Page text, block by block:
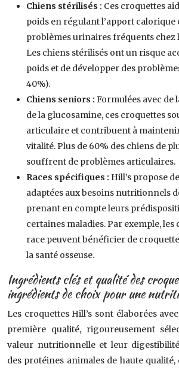
Chiens stérilisés : Ces croquettes
poids en régulant l’apport calorique
problèmes urinaires fréquents chez
Les chiens stérilisés ont un risque
poids et de développer des
40%).
Chiens seniors : Formulées avec
de la glucosamine, ces croquettes
articulaire et contribuent à
vitalité. Plus de 60% des chiens de
souffrent de problèmes articulaires.
Races spécifiques : Hill’s propose
adaptées aux besoins nutritionnels
prenant en compte leurs
certaines maladies. Par exemple,
race peuvent bénéficier de
la santé osseuse.
Ingrédients clés et qualité des
ingrédients de choix pour une
Les croquettes Hill’s sont élaborées
première qualité, rigoureusement
valeur nutritionnelle et leur
des protéines animales de haute qualité,